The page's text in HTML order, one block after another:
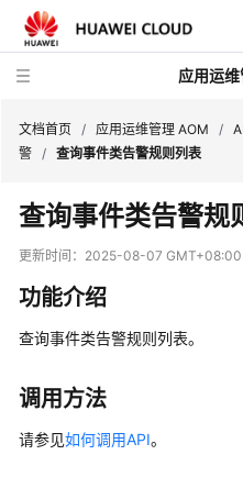
应用运
最
新
动
品
绍
计
文档首页 / 应用运维管理 AOM /
警 / 查询事件类告警规则列表
查询事件类告警规
更新时间： 2025-08-07 GMT+08:00
功能介绍
查询事件类告警规则列表。
调用方法
请参见如何调用API。